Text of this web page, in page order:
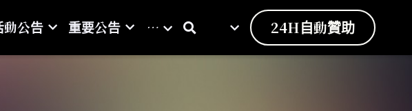
介紹 活動公告 … 24H自動贊助